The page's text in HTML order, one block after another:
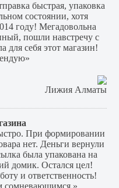
быстрая, упаковка
состоянии, хотя
году! Мегадовольна
пошли навстречу с
для себя этот магазин!
Лижия Алматы
При формировании
нет. Деньги вернули
была упакована на
домик. Остался цел!
и ответственность!
сомневающимся.»